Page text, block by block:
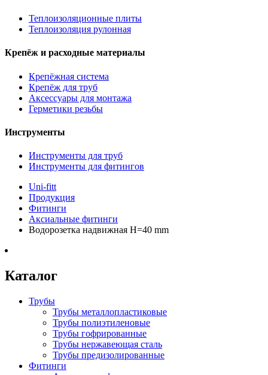
Теплоизоляционные плиты
Теплоизоляция рулонная
Крепёж и расходные материалы
Крепёжная система
Крепёж для труб
Аксессуары для монтажа
Герметики резьбы
Инструменты
Инструменты для труб
Инструменты для фитингов
Uni-fitt
Продукция
Фитинги
Аксиальные фитинги
Водорозетка надвижная H=40 mm
Каталог
Трубы
Трубы металлопластиковые
Трубы полиэтиленовые
Трубы гофрированные
Трубы нержавеющая сталь
Трубы предизолированные
Фитинги